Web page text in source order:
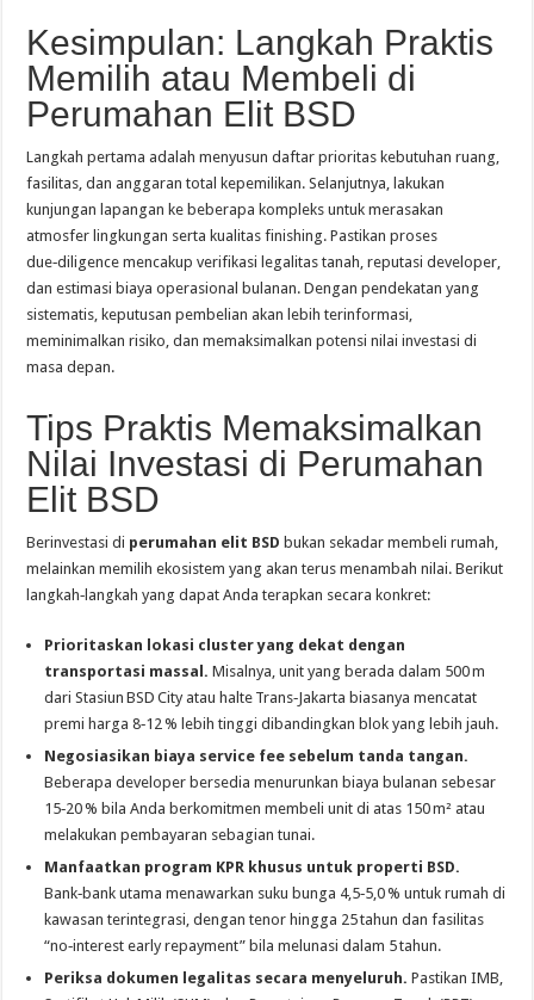
Kesimpulan: Langkah Praktis
Memilih atau Membeli di
Perumahan Elit BSD
Langkah pertama adalah menyusun daftar prioritas kebutuhan ruang,
fasilitas, dan anggaran total kepemilikan. Selanjutnya, lakukan
kunjungan lapangan ke beberapa kompleks untuk merasakan
atmosfer lingkungan serta kualitas finishing. Pastikan proses
due‑diligence mencakup verifikasi legalitas tanah, reputasi developer,
dan estimasi biaya operasional bulanan. Dengan pendekatan yang
sistematis, keputusan pembelian akan lebih terinformasi,
meminimalkan risiko, dan memaksimalkan potensi nilai investasi di
masa depan.
Tips Praktis Memaksimalkan
Nilai Investasi di Perumahan
Elit BSD
Berinvestasi di perumahan elit BSD bukan sekadar membeli rumah,
melainkan memilih ekosistem yang akan terus menambah nilai. Berikut
langkah‑langkah yang dapat Anda terapkan secara konkret:
Prioritaskan lokasi cluster yang dekat dengan
transportasi massal. Misalnya, unit yang berada dalam 500 m
dari Stasiun BSD City atau halte Trans‑Jakarta biasanya mencatat
premi harga 8‑12 % lebih tinggi dibandingkan blok yang lebih jauh.
Negosiasikan biaya service fee sebelum tanda tangan.
Beberapa developer bersedia menurunkan biaya bulanan sebesar
15‑20 % bila Anda berkomitmen membeli unit di atas 150 m² atau
melakukan pembayaran sebagian tunai.
Manfaatkan program KPR khusus untuk properti BSD.
Bank‑bank utama menawarkan suku bunga 4,5‑5,0 % untuk rumah di
kawasan terintegrasi, dengan tenor hingga 25 tahun dan fasilitas
“no‑interest early repayment” bila melunasi dalam 5 tahun.
Periksa dokumen legalitas secara menyeluruh. Pastikan IMB,